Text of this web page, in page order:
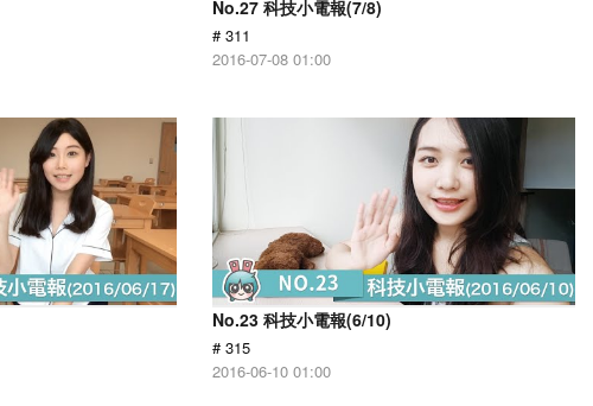
No.27 科技小電報(7/8)
# 311
2016-07-08 01:00
No.23 科技小電報(6/10)
# 315
2016-06-10 01:00